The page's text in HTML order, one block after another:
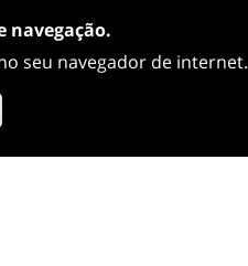
navegação.
seu navegador de internet.